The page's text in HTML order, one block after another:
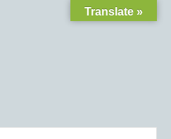
Translate »